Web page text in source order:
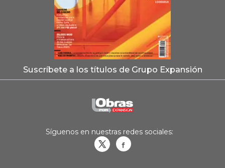
Suscríbete a los títulos de Grupo Expansión
Síguenos en nuestras redes sociales: